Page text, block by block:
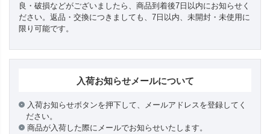
良・破損などがございましたら、商品到着後7日以内にお知らせく
ださい。返品・交換につきましても、7日以内、未開封・未使用に
限り可能です。
入荷お知らせメールについて
入荷お知らせボタンを押下して、メールアドレスを登録してく
ださい。
商品が入荷した際にメールでお知らせいたします。